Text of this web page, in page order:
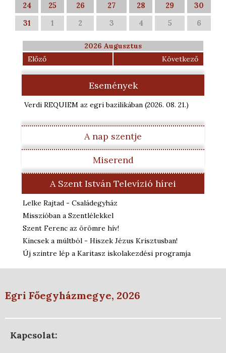
24
25 26 27 28 29
30
31
1 2 3 4 5 6
2026 Augusztus
Előző
Következő
Események
Verdi REQUIEM az egri bazilikában (2026. 08. 21.)
A nap szentje
Miserend
A Szent István Televízió hírei
Lelke Rajtad - Családegyház
Misszióban a Szentlélekkel
Szent Ferenc az örömre hív!
Kincsek a múltból - Hiszek Jézus Krisztusban!
Új szintre lép a Karitasz iskolakezdési programja
Egri Főegyházmegye, 2026
Kapcsolat: